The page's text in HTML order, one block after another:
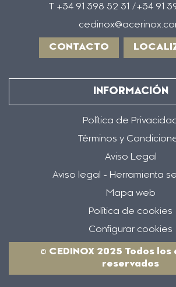
T +34 91 398 52 31 /+34 91
CONTACTO
INFORMACIÓN
Política de
Términos y
Aviso Legal
Aviso legal - Herramienta
Mapa web
Política de cookies
Configurar cookies
© CEDINOX 2025 Todos
reservados